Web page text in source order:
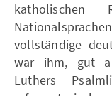
vollständige
war ihm, gut
Luthers